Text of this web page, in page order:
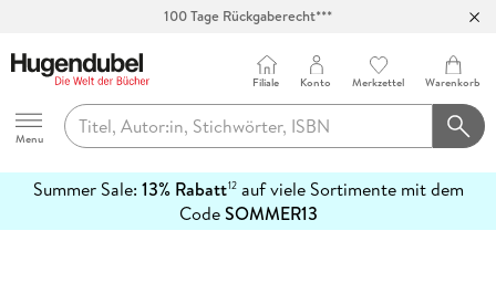
100 Tage Rückgaberecht***
Hugendubel
Menu
Filiale Konto Merkzettel Warenkorb
Summer Sale: 13% Rabatt12auf viele Sortimente mit dem
CodeSOMMER13
erfahren